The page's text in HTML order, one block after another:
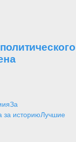
За
за историюЛучшие